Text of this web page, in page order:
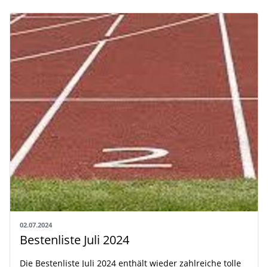
02.07.2024
Bestenliste Juli 2024
Die Bestenliste Juli 2024 enthält wieder zahlreiche tolle